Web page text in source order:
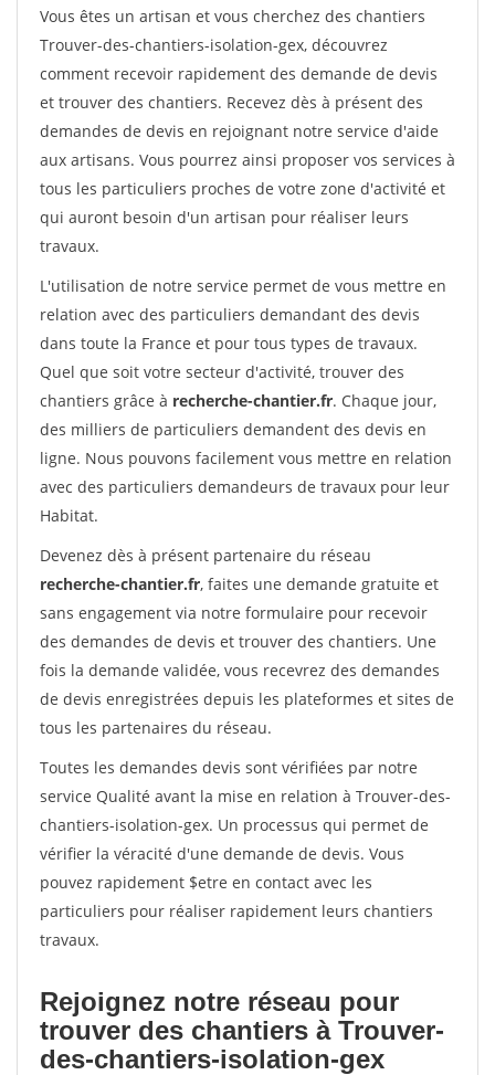
Vous êtes un artisan et vous cherchez des chantiers
Trouver-des-chantiers-isolation-gex, découvrez
comment recevoir rapidement des demande de devis
et trouver des chantiers. Recevez dès à présent des
demandes de devis en rejoignant notre service d'aide
aux artisans. Vous pourrez ainsi proposer vos services à
tous les particuliers proches de votre zone d'activité et
qui auront besoin d'un artisan pour réaliser leurs
travaux.
L'utilisation de notre service permet de vous mettre en
relation avec des particuliers demandant des devis
dans toute la France et pour tous types de travaux.
Quel que soit votre secteur d'activité, trouver des
chantiers grâce à recherche-chantier.fr. Chaque jour,
des milliers de particuliers demandent des devis en
ligne. Nous pouvons facilement vous mettre en relation
avec des particuliers demandeurs de travaux pour leur
Habitat.
Devenez dès à présent partenaire du réseau
recherche-chantier.fr, faites une demande gratuite et
sans engagement via notre formulaire pour recevoir
des demandes de devis et trouver des chantiers. Une
fois la demande validée, vous recevrez des demandes
de devis enregistrées depuis les plateformes et sites de
tous les partenaires du réseau.
Toutes les demandes devis sont vérifiées par notre
service Qualité avant la mise en relation à Trouver-des-
chantiers-isolation-gex. Un processus qui permet de
vérifier la véracité d'une demande de devis. Vous
pouvez rapidement $etre en contact avec les
particuliers pour réaliser rapidement leurs chantiers
travaux.
Rejoignez notre réseau pour
trouver des chantiers à Trouver-
des-chantiers-isolation-gex